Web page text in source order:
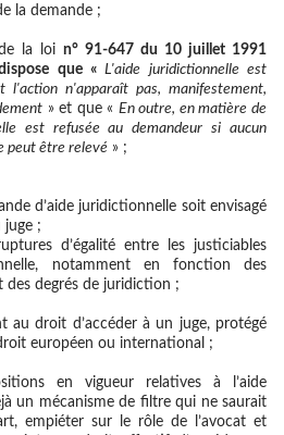
la demande ;
la loi n° 91-647 du 10 juillet 1991
que «L'aide juridictionnelle est
l'action n'apparaît pas, manifestement,
» et que « En outre, en matière de
est refusée au demandeur si aucun
peut être relevé » ;
d’aide juridictionnelle soit envisagé
juge ;
d’égalité entre les justiciables
notamment en fonction des
des degrés de juridiction ;
au droit d’accéder à un juge, protégé
européen ou international ;
en vigueur relatives à l’aide
un mécanisme de filtre qui ne saurait
empiéter sur le rôle de l’avocat et